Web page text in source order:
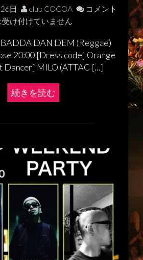
日 club COCOA
コメント
受け付けていません
DAN DEM (Reggae)
20:00 [Dress code] Orange
Dancer] MILO (ATTAC […]
続きを読む